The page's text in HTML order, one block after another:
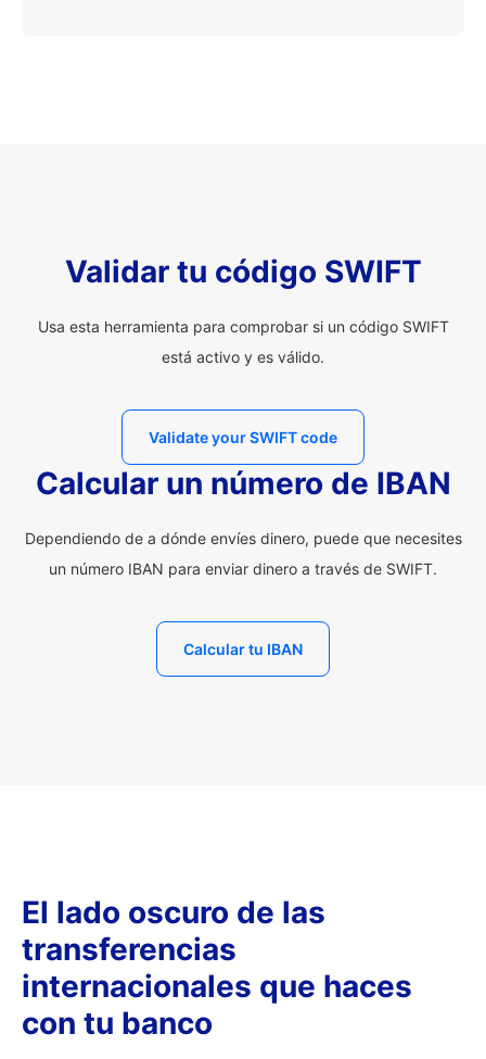
Validar tu código SWIFT
Usa esta herramienta para comprobar si un código SWIFT
está activo y es válido.
Validate your SWIFT code
Calcular un número de IBAN
Dependiendo de a dónde envíes dinero, puede que necesites
un número IBAN para enviar dinero a través de SWIFT.
Calcular tu IBAN
El lado oscuro de las
transferencias
internacionales que haces
con tu banco